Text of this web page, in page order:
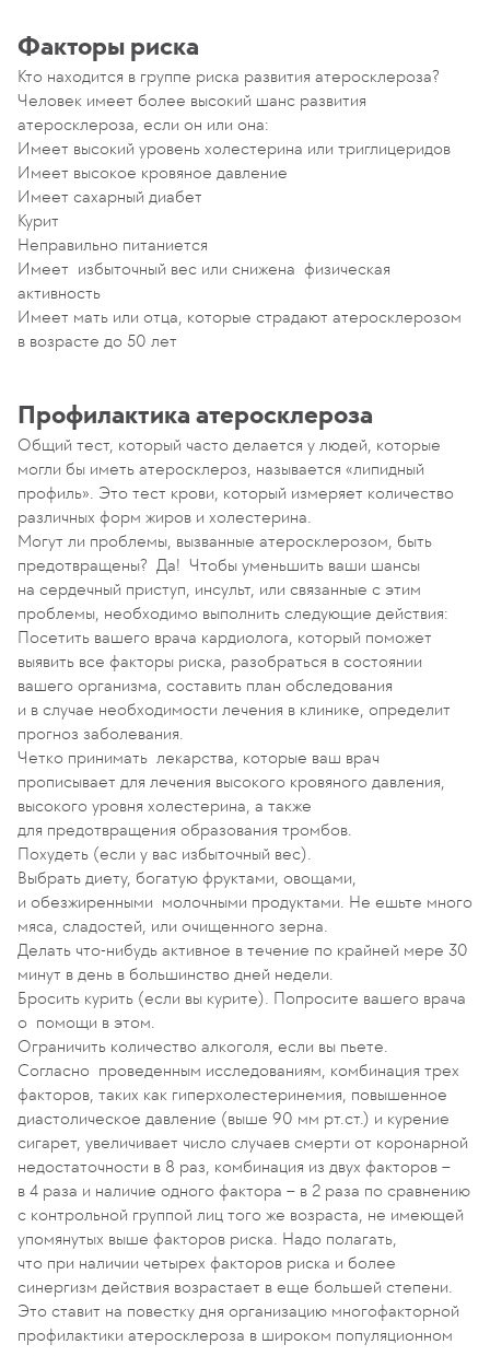
Факторы риска
Кто находится в группе риска развития атеросклероза?
Человек имеет более высокий шанс развития
атеросклероза, если он или она:
Имеет высокий уровень холестерина или триглицеридов
Имеет высокое кровяное давление
Имеет сахарный диабет
Курит
Неправильно питаниется
Имеет избыточный вес или снижена физическая
активность
Имеет мать или отца, которые страдают атеросклерозом
в возрасте до 50 лет
Профилактика атеросклероза
Общий тест, который часто делается у людей, которые
могли бы иметь атеросклероз, называется «липидный
профиль». Это тест крови, который измеряет количество
различных форм жиров и холестерина.
Могут ли проблемы, вызванные атеросклерозом, быть
предотвращены? Да! Чтобы уменьшить ваши шансы
на сердечный приступ, инсульт, или связанные с этим
проблемы, необходимо выполнить следующие действия:
Посетить вашего врача кардиолога, который поможет
выявить все факторы риска, разобраться в состоянии
вашего организма, составить план обследования
и в случае необходимости лечения в клинике, определит
прогноз заболевания.
Четко принимать лекарства, которые ваш врач
прописывает для лечения высокого кровяного давления,
высокого уровня холестерина, а также
для предотвращения образования тромбов.
Похудеть (если у вас избыточный вес).
Выбрать диету, богатую фруктами, овощами,
и обезжиренными молочными продуктами. Не ешьте много
мяса, сладостей, или очищенного зерна.
Делать что-нибудь активное в течение по крайней мере 30
минут в день в большинство дней недели.
Бросить курить (если вы курите). Попросите вашего врача
о помощи в этом.
Ограничить количество алкоголя, если вы пьете.
Согласно проведенным исследованиям, комбинация трех
факторов, таких как гиперхолестеринемия, повышенное
диастолическое давление (выше 90 мм рт.ст.) и курение
сигарет, увеличивает число случаев смерти от коронарной
недостаточности в 8 раз, комбинация из двух факторов –
в 4 раза и наличие одного фактора – в 2 раза по сравнению
с контрольной группой лиц того же возраста, не имеющей
упомянутых выше факторов риска. Надо полагать,
что при наличии четырех факторов риска и более
синергизм действия возрастает в еще большей степени.
Это ставит на повестку дня организацию многофакторной
профилактики атеросклероза в широком популяционном